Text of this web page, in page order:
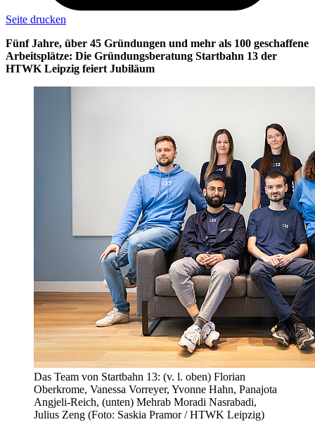
Seite drucken
Fünf Jahre, über 45 Gründungen und mehr als 100 geschaffene
Arbeitsplätze: Die Gründungsberatung Startbahn 13 der
HTWK Leipzig feiert Jubiläum
Das Team von Startbahn 13: (v. l. oben) Florian
Oberkrome, Vanessa Vorreyer, Yvonne Hahn, Panajota
Angjeli-Reich, (unten) Mehrab Moradi Nasrabadi,
Julius Zeng (Foto: Saskia Pramor / HTWK Leipzig)